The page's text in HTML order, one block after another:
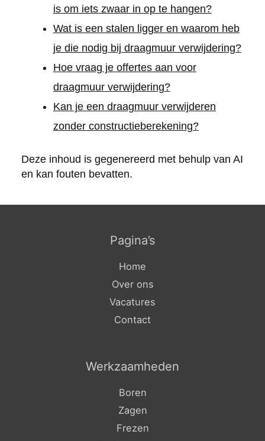
is om iets zwaar in op te hangen?
Wat is een stalen ligger en waarom heb
je die nodig bij draagmuur verwijdering?
Hoe vraag je offertes aan voor
draagmuur verwijdering?
Kan je een draagmuur verwijderen
zonder constructieberekening?
Deze inhoud is gegenereerd met behulp van AI
en kan fouten bevatten.
Pagina’s
Home
Over ons
Vacatures
Contact
Werkzaamheden
Boren
Zagen
Frezen